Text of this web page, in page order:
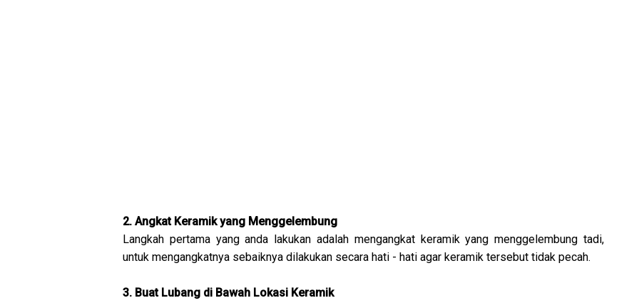
2. Angkat Keramik yang Menggelembung
Langkah pertama yang anda lakukan adalah mengangkat keramik yang menggelembung tadi,
untuk mengangkatnya sebaiknya dilakukan secara hati - hati agar keramik tersebut tidak pecah.
3. Buat Lubang di Bawah Lokasi Keramik